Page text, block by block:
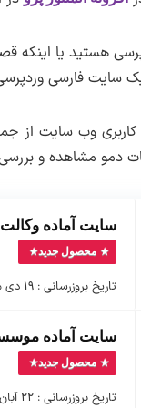
هستید یا اینکه
یک سایت فارسی
وب سایت از
مشاهده و بررسی
سایت آماده
محصول جدید
تاریخ بروزرسانی : ۱۹ دی ماه ۱۴۰۳ نسخه بسته نصبی : ۱.۰.۰ …
سایت آماده
محصول جدید
تاریخ بروزرسانی : ۲۲ آبان ماه ۱۴۰۱ نسخه بسته نصبی : ۱.۰.۰ …